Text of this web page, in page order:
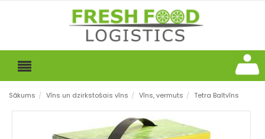
Sākums / Vīns un dzirkstošais vīns / Vīns, vermuts / Tetra Baltvīns